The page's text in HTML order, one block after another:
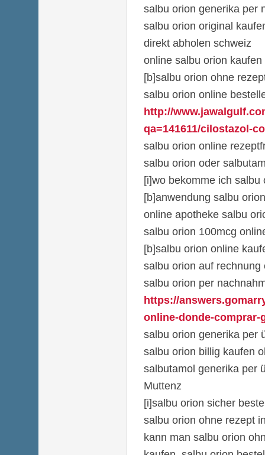
salbu orion generika per
salbu orion original
direkt abholen schweiz
online salbu orion
[b]salbu orion ohne
salbu orion online
http://
qa=141611/cilostazol-
salbu orion online
salbu orion oder
[i]wo bekomme ich salbu
[b]anwendung salbu
online apotheke salbu
salbu orion 100mcg
[b]salbu orion online
salbu orion auf
salbu orion per
https://
online-donde-comprar-
salbu orion generika per
salbu orion billig kaufen
salbutamol generika per
Muttenz
[i]salbu orion sicher
salbu orion ohne rezept
kann man salbu orion